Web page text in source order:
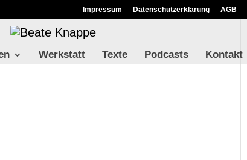
Impressum Datenschutzerklärung AGB
Werkstatt Texte Podcasts Kontakt